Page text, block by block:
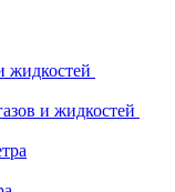
жидкостей
и жидкостей